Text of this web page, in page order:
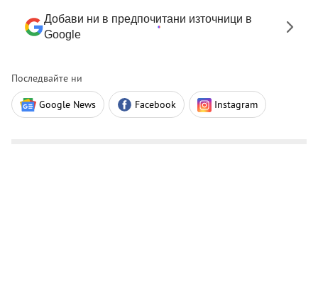
Добави ни в предпочитани източници в
Google
Последвайте ни
Google News Facebook Instagram